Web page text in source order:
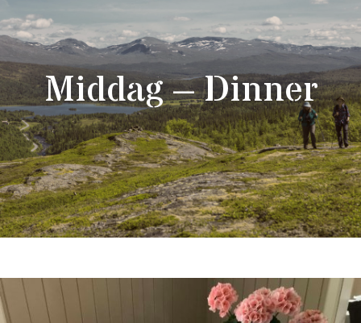
Middag – Dinner